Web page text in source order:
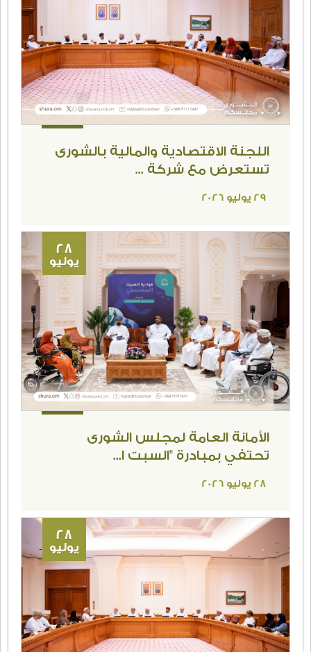
مجلس الشورى
السبت 1 نوفمبر 2025م
آخر الأخبار
يوليو
اللجنة الاقتصادية والمالية بالشورى
تستعرض مع شركة ...
29 يوليو 2026
الأمانة العامة لمجلس الشورى
تحتفي بمبادرة "السبت ا...